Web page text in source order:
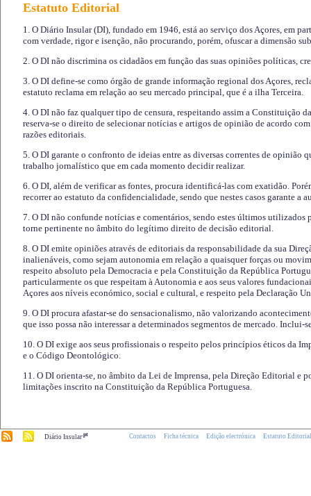
Estatuto Editorial
1. O Diário Insular (DI), fundado em 1946, está ao serviço dos Açores, em
com verdade, rigor e isenção, não procurando, porém, ofuscar a dimensão
2. O DI não discrimina os cidadãos em função das suas opiniões políticas,
3. O DI define-se como órgão de grande informação regional dos Açores,
estatuto reclama em relação ao seu mercado principal, que é a ilha Terceira.
4. O DI não faz qualquer tipo de censura, respeitando assim a Constituição
reserva-se o direito de selecionar notícias e artigos de opinião de acordo
razões editoriais.
5. O DI garante o confronto de ideias entre as diversas correntes de opinião
trabalho jornalístico que em cada momento decidir realizar.
6. O DI, além de verificar as fontes, procura identificá-las com exatidão.
recorrer ao estatuto da confidencialidade, sendo que nestes casos garante a
7. O DI não confunde notícias e comentários, sendo estes últimos utilizados
torne pertinente no âmbito do legítimo direito de decisão editorial.
8. O DI emite opiniões através de editoriais da responsabilidade da sua
inalienáveis, como sejam autonomia em relação a quaisquer forças ou
respeito absoluto pela Democracia e pela Constituição da República
particularmente os que respeitam à Autonomia e aos seus valores
Açores aos níveis económico, social e cultural, e respeito pela Declaração
9. O DI procura afastar-se do sensacionalismo, não valorizando
que isso possa não interessar a determinados segmentos de mercado.
10. O DI exige aos seus profissionais o respeito pelos princípios éticos da
e o Código Deontológico.
11. O DI orienta-se, no âmbito da Lei de Imprensa, pela Direção Editorial e
limitações inscrito na Constituição da República Portuguesa.
Diário Insular.pt Contactos Ficha técnica Edição electrónica Estatuto Editorial